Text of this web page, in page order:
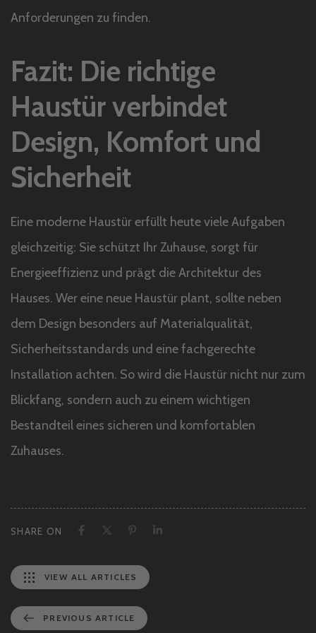
Anforderungen zu finden.
Fazit: Die richtige
Haustür verbindet
Design, Komfort und
Sicherheit
Eine moderne Haustür erfüllt heute viele Aufgaben
gleichzeitig: Sie schützt Ihr Zuhause, sorgt für
Energieeffizienz und prägt die Architektur des
Hauses. Wer eine neue Haustür plant, sollte neben
dem Design besonders auf Materialqualität,
Sicherheitsstandards und eine fachgerechte
Installation achten. So wird die Haustür nicht nur zum
Blickfang, sondern auch zu einem wichtigen
Bestandteil eines sicheren und komfortablen
Zuhauses.
SHARE ON
P
r
PREVIOUS ARTICLE
VIEW ALL ARTICLES